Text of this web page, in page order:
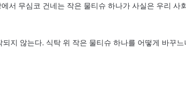
서 무심코 건네는 작은 물티슈 하나가 사실은 우리 사
지 않는다. 식탁 위 작은 물티슈 하나를 어떻게 바꾸